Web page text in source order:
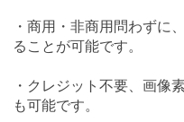
・商用・非商用問わずに
ることが可能です。
・クレジット不要、画像
も可能です。